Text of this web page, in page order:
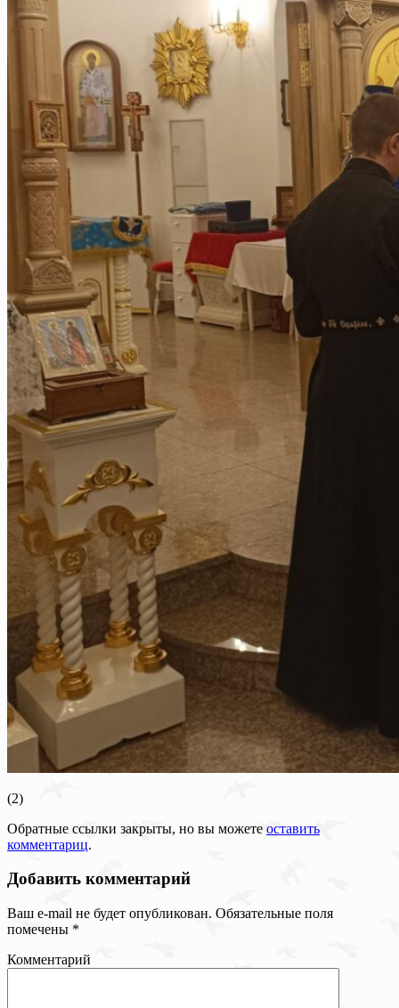
(2)
Обратные ссылки закрыты, но вы можете оставить
комментариц.
Добавить комментарий
Ваш e-mail не будет опубликован. Обязательные поля
помечены *
Комментарий